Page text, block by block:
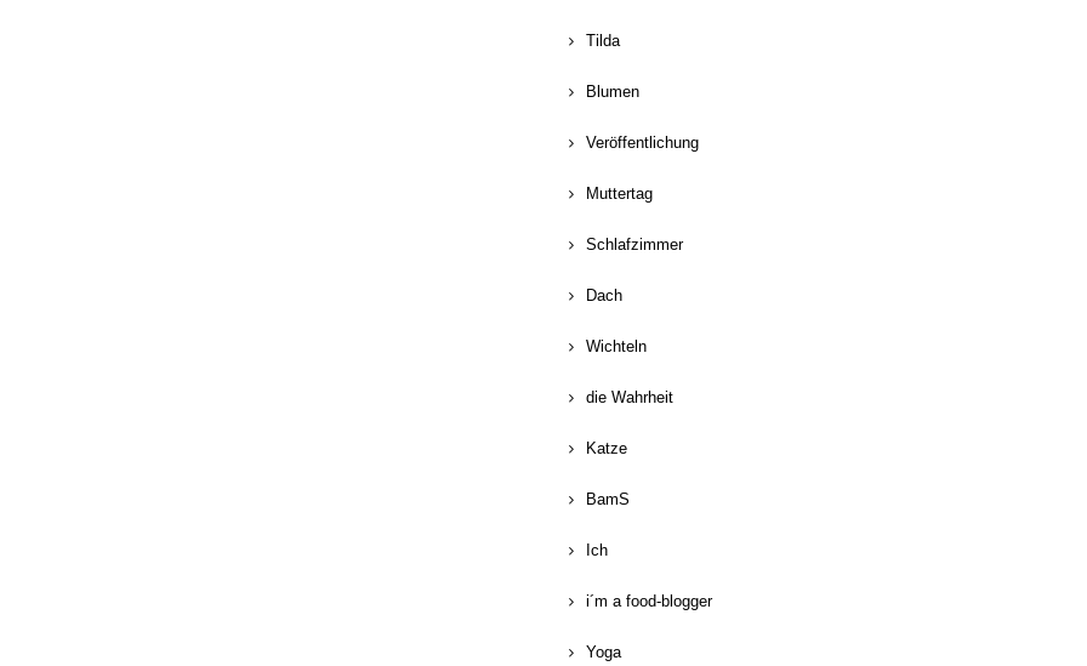
Tilda
Blumen
Veröffentlichung
Muttertag
Schlafzimmer
Dach
Wichteln
die Wahrheit
Katze
BamS
Ich
i´m a food-blogger
Yoga